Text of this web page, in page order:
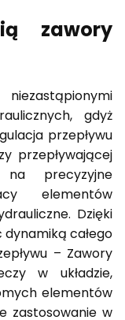
zawory
gdyż
przepływu
przepływającej
precyzyjne
elementów
Dzięki
całego
– Zawory
w układzie,
elementów
zastosowanie w